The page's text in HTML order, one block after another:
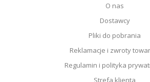
O nas
Dostawcy
Pliki do pobrania
Reklamacje i zwroty
Regulamin i polityka
Strefa klienta